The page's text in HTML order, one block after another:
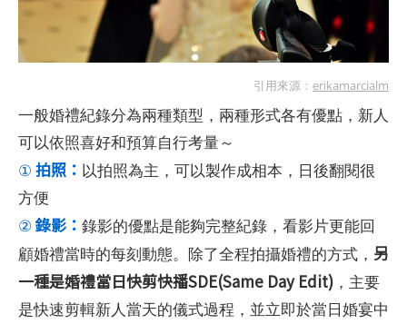
引用來源： erikamarcialm
一般婚禮紀錄分為兩種類型，兩種形式各有優點，新人
可以依照喜好和預算自行考量～
① 拍照： 以拍照為主，可以製作成相本，日後翻閱很
方便
② 錄影： 錄影的優點是能夠完整紀錄，看影片更能回
顧婚禮當時的每刻動態。除了全程拍攝婚禮的方式， 另
一種是婚禮當日快剪快播SDE(Same Day Edit) ，主要
是快速剪輯新人當天的儀式過程，並立即於當日婚宴中